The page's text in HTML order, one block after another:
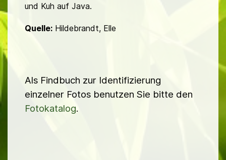
und Kuh auf Java.
Quelle: Hildebrandt, Elle
Als Findbuch zur Identifizierung
einzelner Fotos benutzen Sie bitte den
Fotokatalog.